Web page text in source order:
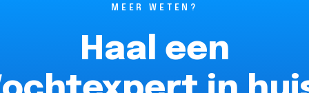
MEER WETEN?
Haal een